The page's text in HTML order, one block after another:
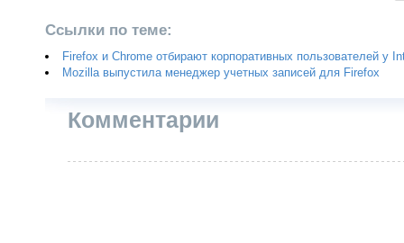
Ссылки по теме:
Firefox и Chrome отбирают корпоративных пользователей у
Mozilla выпустила менеджер учетных записей для Firefox
Комментарии